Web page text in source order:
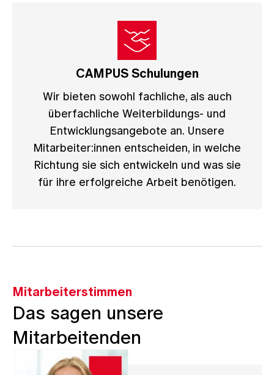
CAMPUS Schulungen
Wir bieten sowohl fachliche, als auch
überfachliche Weiterbildungs- und
Entwicklungsangebote an. Unsere
Mitarbeiter:innen entscheiden, in welche
Richtung sie sich entwickeln und was sie
für ihre erfolgreiche Arbeit benötigen.
Mitarbeiterstimmen
Das sagen unsere
Mitarbeitenden